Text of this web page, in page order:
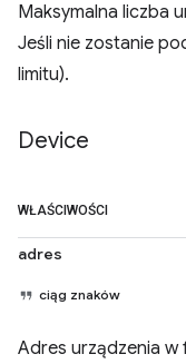
Maksymalna liczba
Jeśli nie zostanie
limitu).
Device
WŁAŚCIWOŚCI
adres
ciąg znaków
Adres urządzenia w